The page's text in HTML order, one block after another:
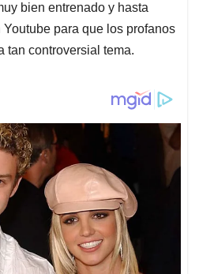
bien entrenado y hasta
para que los profanos
tan controversial tema.